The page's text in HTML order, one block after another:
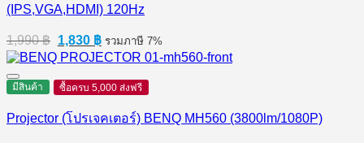
(IPS,VGA,HDMI) 120Hz
1,990฿ Original
price
was:
1,990 ฿.
1,830 ฿Current
price
is:
1,830 ฿.
รวมภาษี 7%
มีสินค้า ซื้อครบ 5,000 ส่งฟรี
Projector (โปรเจคเตอร์) BENQ MH560 (3800lm/1080P)